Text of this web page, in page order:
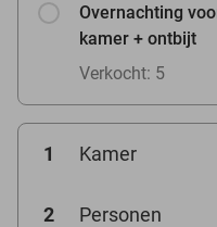
Overnachting
kamer + ontbijt
Verkocht: 5
1 Kamer
2 Personen